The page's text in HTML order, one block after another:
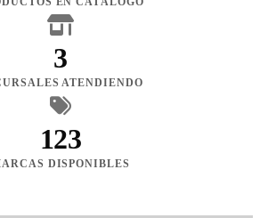
3
ATENDIENDO
123
DISPONIBLES